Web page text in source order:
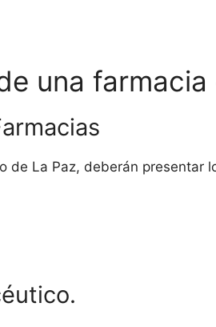
una farmacia
de La Paz, deberán presentar